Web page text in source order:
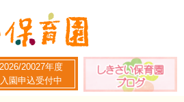
2026/20027年度
入園申込受付中